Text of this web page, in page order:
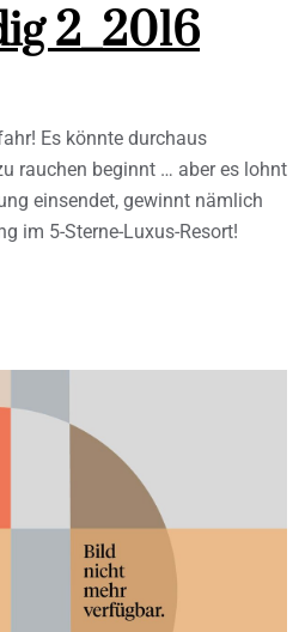
2_2016
Es könnte durchaus
rauchen beginnt … aber es lohnt
einsendet, gewinnt nämlich
im 5-Sterne-Luxus-Resort!